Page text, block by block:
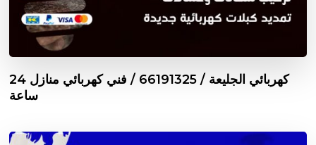
كهربائي الجليعة / 66191325 / فني كهربائي منازل 24
ساعة